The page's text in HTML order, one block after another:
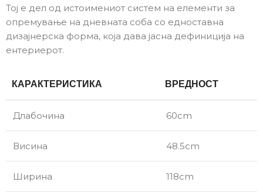
Тој е дел од истоимениот систем на елементи за
опремување на дневната соба со едноставна
дизајнерска форма, која дава јасна дефиниција на
ентериерот.
КАРАКТЕРИСТИКА ВРЕДНОСТ
Длабочина 60cm
Висина 48.5cm
Ширина 118cm